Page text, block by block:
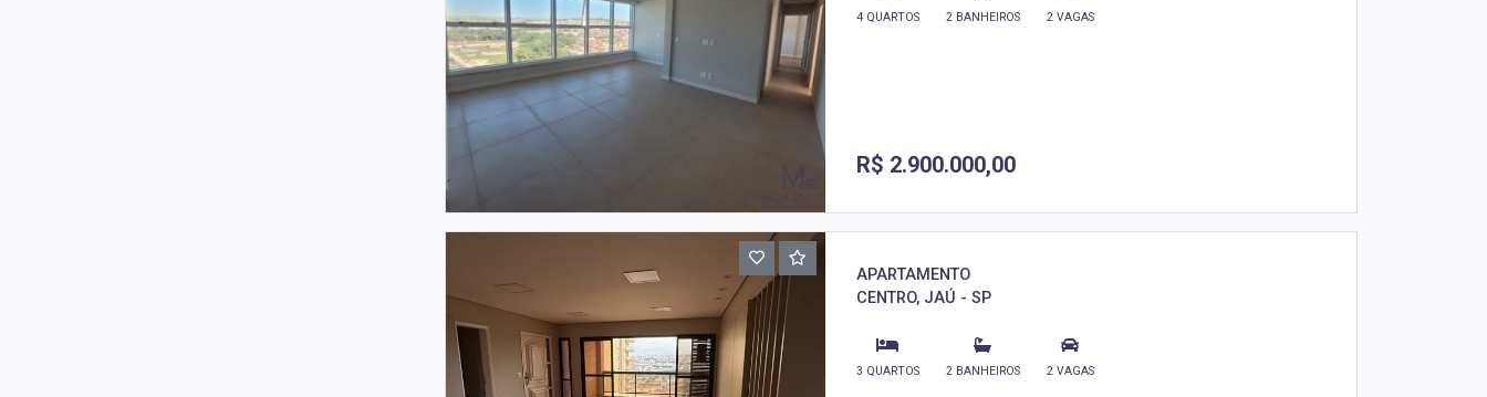
4 QUARTOS 2 BANHEIROS 2 VAGAS
R$ 2.900.000,00
APARTAMENTO
CENTRO, JAÚ - SP
3 QUARTOS 2 BANHEIROS 2 VAGAS